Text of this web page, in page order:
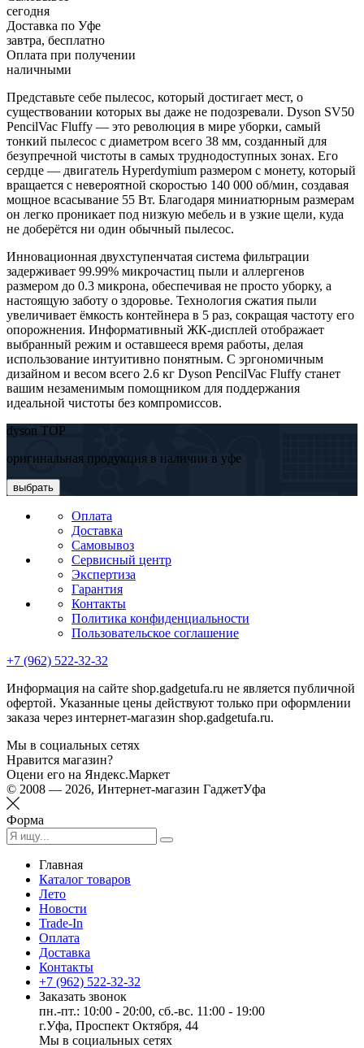
сегодня
Доставка по Уфе
завтра, бесплатно
Оплата при получении
наличными
Представьте себе пылесос, который достигает мест, о
существовании которых вы даже не подозревали. Dyson SV50
PencilVac Fluffy — это революция в мире уборки, самый
тонкий пылесос с диаметром всего 38 мм, созданный для
безупречной чистоты в самых труднодоступных зонах. Его
сердце — двигатель Hyperdymium размером с монету, который
вращается с невероятной скоростью 140 000 об/мин, создавая
мощное всасывание 55 Вт. Благодаря миниатюрным размерам
он легко проникает под низкую мебель и в узкие щели, куда
не доберётся ни один обычный пылесос.
Инновационная двухступенчатая система фильтрации
задерживает 99.99% микрочастиц пыли и аллергенов
размером до 0.3 микрона, обеспечивая не просто уборку, а
настоящую заботу о здоровье. Технология сжатия пыли
увеличивает ёмкость контейнера в 5 раз, сокращая частоту его
опорожнения. Информативный ЖК-дисплей отображает
выбранный режим и оставшееся время работы, делая
использование интуитивно понятным. С эргономичным
дизайном и весом всего 2.6 кг Dyson PencilVac Fluffy станет
вашим незаменимым помощником для поддержания
идеальной чистоты без компромиссов.
dyson TOP
оригинальная продукция в наличии в уфе
выбрать
Оплата
Доставка
Самовывоз
Сервисный центр
Экспертиза
Гарантия
Контакты
Политика конфиденциальности
Пользовательское соглашение
+7 (962) 522-32-32
Информация на сайте shop.gadgetufa.ru не является публичной
офертой. Указанные цены действуют только при оформлении
заказа через интернет-магазин shop.gadgetufa.ru.
Мы в социальных сетях
Нравится магазин?
Оцени его на Яндекс.Маркет
© 2008 — 2026, Интернет-магазин ГаджетУфа
Форма
Главная
Каталог товаров
Лето
Новости
Trade-In
Оплата
Доставка
Контакты
+7 (962) 522-32-32
Заказать звонок
пн.-пт.: 10:00 - 20:00, сб.-вс. 11:00 - 19:00
г.Уфа, Проспект Октября, 44
Мы в социальных сетях